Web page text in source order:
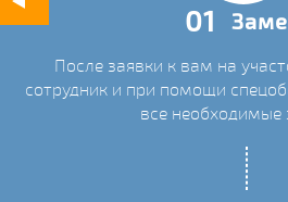
01
После заявки к вам на
сотрудник и при помощи
все